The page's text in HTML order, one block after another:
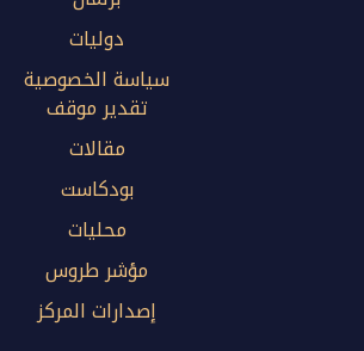
دوليات
سياسة الخصوصية
تقدير موقف
مقالات
بودكاست
محليات
مؤشر طروس
إصدارات المركز